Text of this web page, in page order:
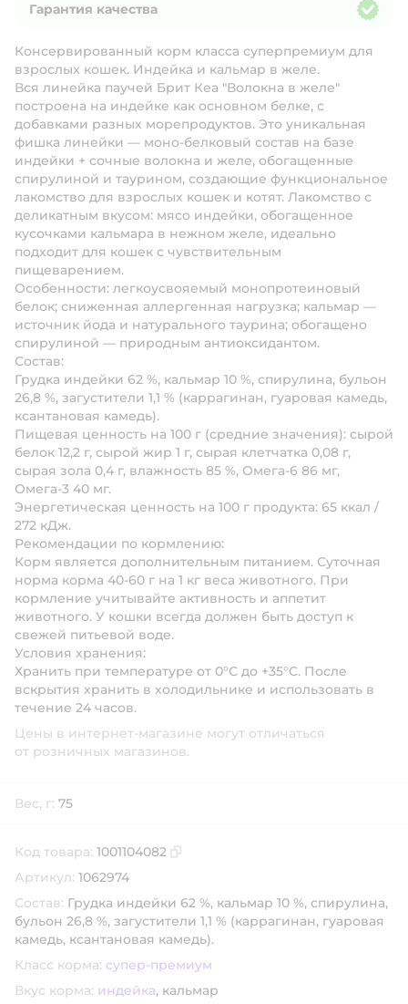
Гарантия качества
Консервированный корм класса суперпремиум для
взрослых кошек. Индейка и кальмар в желе.
Вся линейка паучей Брит Кеа "Волокна в желе"
построена на индейке как основном белке, с
добавками разных морепродуктов. Это уникальная
фишка линейки — моно-белковый состав на базе
индейки + сочные волокна и желе, обогащенные
спирулиной и таурином, создающие функциональное
лакомство для взрослых кошек и котят. Лакомство с
деликатным вкусом: мясо индейки, обогащенное
кусочками кальмара в нежном желе, идеально
подходит для кошек с чувствительным
пищеварением.
Особенности: легкоусвояемый монопротеиновый
белок; сниженная аллергенная нагрузка; кальмар —
источник йода и натурального таурина; обогащено
спирулиной — природным антиоксидантом.
Состав:
Грудка индейки 62 %, кальмар 10 %, спирулина, бульон
26,8 %, загустители 1,1 % (каррагинан, гуаровая камедь,
ксантановая камедь).
Пищевая ценность на 100 г (средние значения): сырой
белок 12,2 г, сырой жир 1 г, сырая клетчатка 0,08 г,
сырая зола 0,4 г, влажность 85 %, Омега-6 86 мг,
Омега-3 40 мг.
Энергетическая ценность на 100 г продукта: 65 ккал /
272 кДж.
Рекомендации по кормлению:
Корм является дополнительным питанием. Суточная
норма корма 40-60 г на 1 кг веса животного. При
кормление учитывайте активность и аппетит
животного. У кошки всегда должен быть доступ к
свежей питьевой воде.
Условия хранения:
Хранить при температуре от 0°C до +35°C. После
вскрытия хранить в холодильнике и использовать в
течение 24 часов.
Цены в интернет-магазине могут отличаться
от розничных магазинов.
Вес, г: 75
Код товара: 1001104082
Артикул: 1062974
Состав: Грудка индейки 62 %, кальмар 10 %, спирулина,
бульон 26,8 %, загустители 1,1 % (каррагинан, гуаровая
камедь, ксантановая камедь).
Класс корма: супер-премиум
Вкус корма: индейка, кальмар